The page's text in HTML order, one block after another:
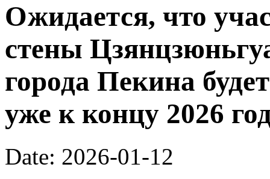
Ожидается, что
стены
города Пекина
уже к концу 2026
Date: 2026-01-12